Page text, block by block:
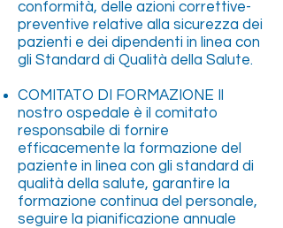
conformità, delle azioni correttive-
preventive relative alla sicurezza dei
pazienti e dei dipendenti in linea con
gli Standard di Qualità della Salute.
COMITATO DI FORMAZIONE Il
nostro ospedale è il comitato
responsabile di fornire
efficacemente la formazione del
paziente in linea con gli standard di
qualità della salute, garantire la
formazione continua del personale,
seguire la pianificazione annuale